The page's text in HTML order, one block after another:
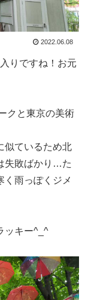
2022.06.08
りですね！お元
クと東京の美術
似ているため北
失敗ばかり…た
く雨っぽくジメ
ッキー^_^